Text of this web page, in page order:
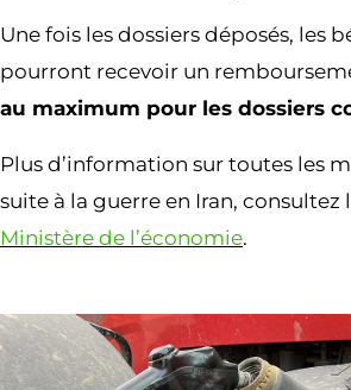
Une fois les dossiers déposés, les
pourront recevoir un
au maximum pour les dossiers
Plus d’information sur toutes les
suite à la guerre en Iran, consultez
Ministère de l’économie.